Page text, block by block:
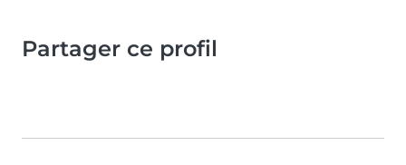
Partager ce profil